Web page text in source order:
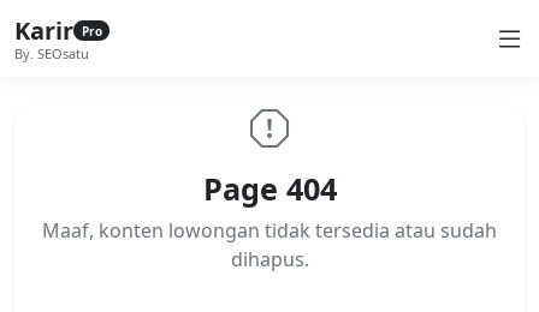
Karir Pro
By. SEOsatu
Page 404
Maaf, konten lowongan tidak tersedia atau sudah
dihapus.